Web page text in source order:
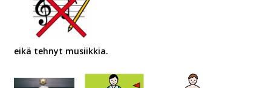
eikä tehnyt musiikkia.